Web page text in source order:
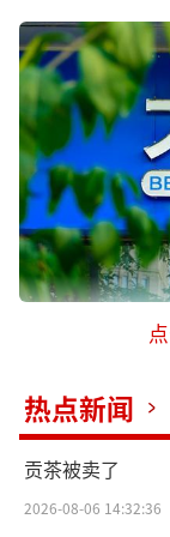
7.1亿大
历时半
民（
锁药店业务
步。
热点新闻
贡茶被卖了
2026-08-06 14:32:36